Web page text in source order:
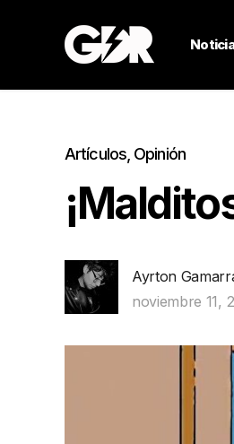
Artículos, Opinión
Ayrton
noviembre 11,